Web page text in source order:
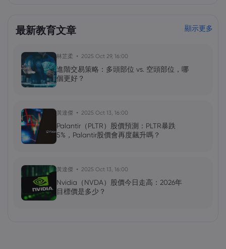
最新教育文章 顯示更多
林芷柔 2025 Oct 29, 16:00
進階交易策略：多頭部位 vs. 空頭部位，哪
個更好？
黃達傑 2025 Oct 13, 16:00
Palantir（PLTR）股價預測：PLTR暴跌
5%，Palantir股價會再度飆升嗎？
黃達傑 2025 Oct 13, 16:00
Nvidia（NVDA）股價今日走高：2026年
目標價是多少？